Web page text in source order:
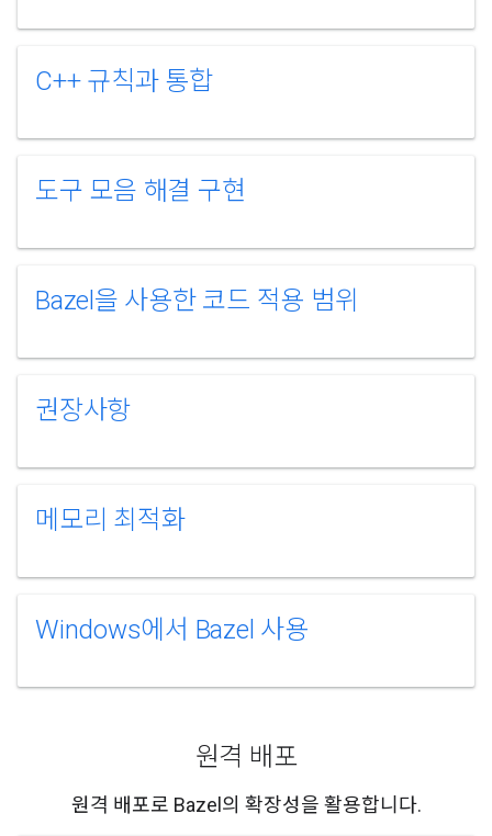
C++ 규칙과 통합
도구 모음 해결 구현
Bazel을 사용한 코드 적용 범위
권장사항
메모리 최적화
Windows에서 Bazel 사용
원격 배포
원격 배포로 Bazel의 확장성을 활용합니다.